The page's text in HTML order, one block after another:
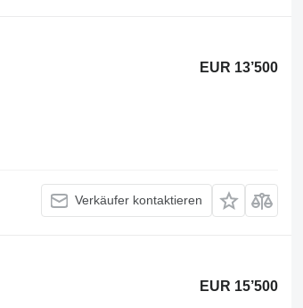
EUR 13’500
Verkäufer kontaktieren
EUR 15’500